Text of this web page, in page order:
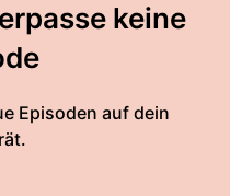
keine
Episoden auf dein